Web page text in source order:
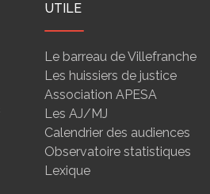
UTILE
Le barreau de Villefranche
Les huissiers de justice
Association APESA
Les AJ/MJ
Calendrier des audiences
Observatoire statistiques
Lexique